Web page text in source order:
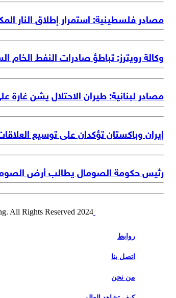
مصادر فلسطينية: استمرار إطلاق النار
وكالة رويترز: تباطؤ صادرات النفط الخام
مصادر لبنانية: طيران الاحتلال يشن غارة
إيران وباكستان تؤكدان على توسيع
رئيس حكومة الصومال يطالب أرض
2024 Alalam News Network. Islamic Republic of Iran Broadcasting. All Rights Reserved.
روابط
اتصل بنا
من نحن